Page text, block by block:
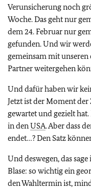
Verunsicherung noch
Woche. Das geht nur
dem 24. Februar nur
gefunden. Und wir
gemeinsam mit
Partner weitergehen
Und dafür haben wir
Jetzt ist der Moment
gewartet und gezielt
in denUSA. Aber dass
endet…? Den Satz
Und deswegen, das
Blase: so wichtig ein
den Wahltermin ist,